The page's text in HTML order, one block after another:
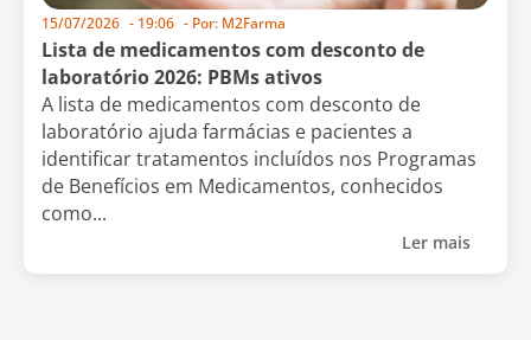
15/07/2026 - 19:06 - Por: M2Farma
Lista de medicamentos com desconto de
laboratório 2026: PBMs ativos
A lista de medicamentos com desconto de
laboratório ajuda farmácias e pacientes a
identificar tratamentos incluídos nos Programas
de Benefícios em Medicamentos, conhecidos
como...
Ler mais